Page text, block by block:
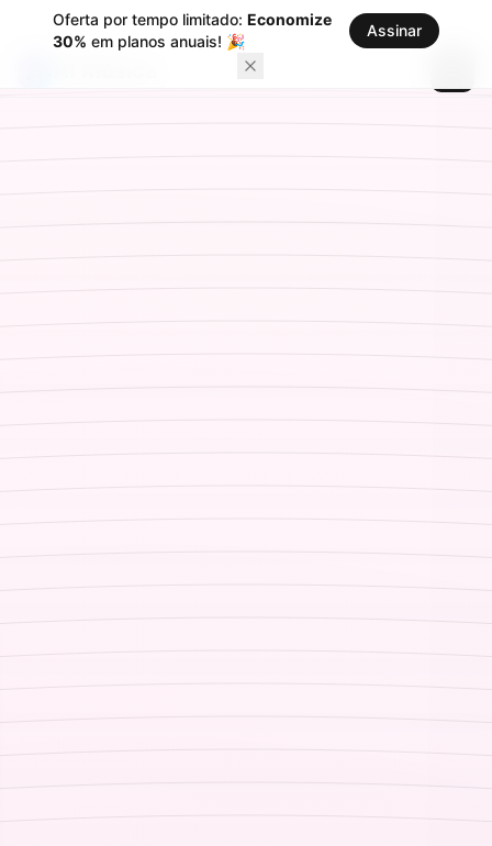
Oferta por tempo limitado: Economize
30% em planos anuais! 🎉
Assinar